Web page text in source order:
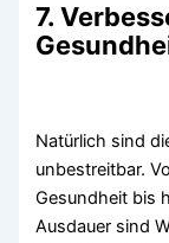
7.
Natürlich sind
unbestreitbar.
Gesundheit bis
Ausdauer sind